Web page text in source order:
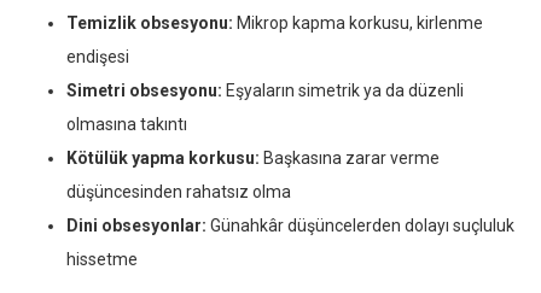
Temizlik obsesyonu: Mikrop kapma korkusu, kirlenme
endişesi
Simetri obsesyonu: Eşyaların simetrik ya da düzenli
olmasına takıntı
Kötülük yapma korkusu: Başkasına zarar verme
düşüncesinden rahatsız olma
Dini obsesyonlar: Günahkâr düşüncelerden dolayı suçluluk
hissetme